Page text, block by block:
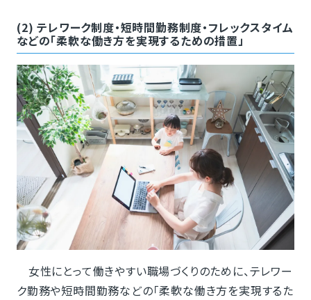
(2) テレワーク制度・短時間勤務制度・フレックスタイム
などの「柔軟な働き方を実現するための措置」
女性にとって働きやすい職場づくりのために、テレワー
ク勤務や短時間勤務などの「柔軟な働き方を実現するた